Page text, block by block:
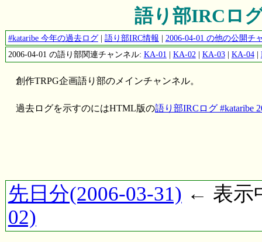
語り部IRCロ
#kataribe 今年の過去ログ| 語り部IRC情報 | 2006-04-01 の他の公開チ
2006-04-01 の語り部関連チャンネル: KA-01 | KA-02 | KA-03| KA-04|
創作TRPG企画語り部のメインチャンネル。
過去ログを示すのにはHTML版の語り部IRCログ #kataribe
先日分(2006-03-31) ← 表示
02)